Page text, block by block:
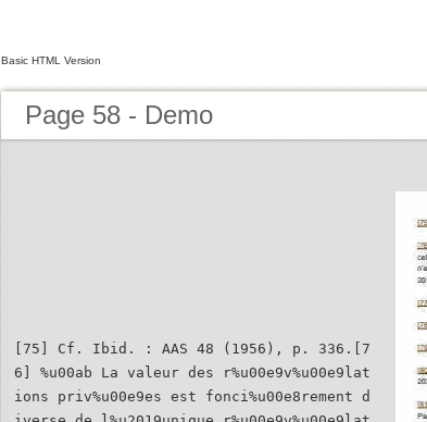
Basic HTML Version
Page 58 - Demo
[75] Cf. Ibid. : AAS 48 (1956), p. 336.[7
6] %u00ab La valeur des r%u00e9v%u00e9lat
ions priv%u00e9es est fonci%u00e8rement d